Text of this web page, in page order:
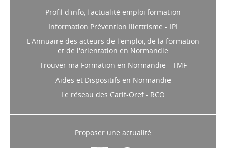
Profil d'info, l'actualité emploi formation
Information Prévention Illettrisme - IPI
L'Annuaire des acteurs de l'emploi, de la formation
et de l'orientation en Normandie
Trouver ma Formation en Normandie - TMF
Aides et Dispositifs en Normandie
Le réseau des Carif-Oref - RCO
Proposer une actualité